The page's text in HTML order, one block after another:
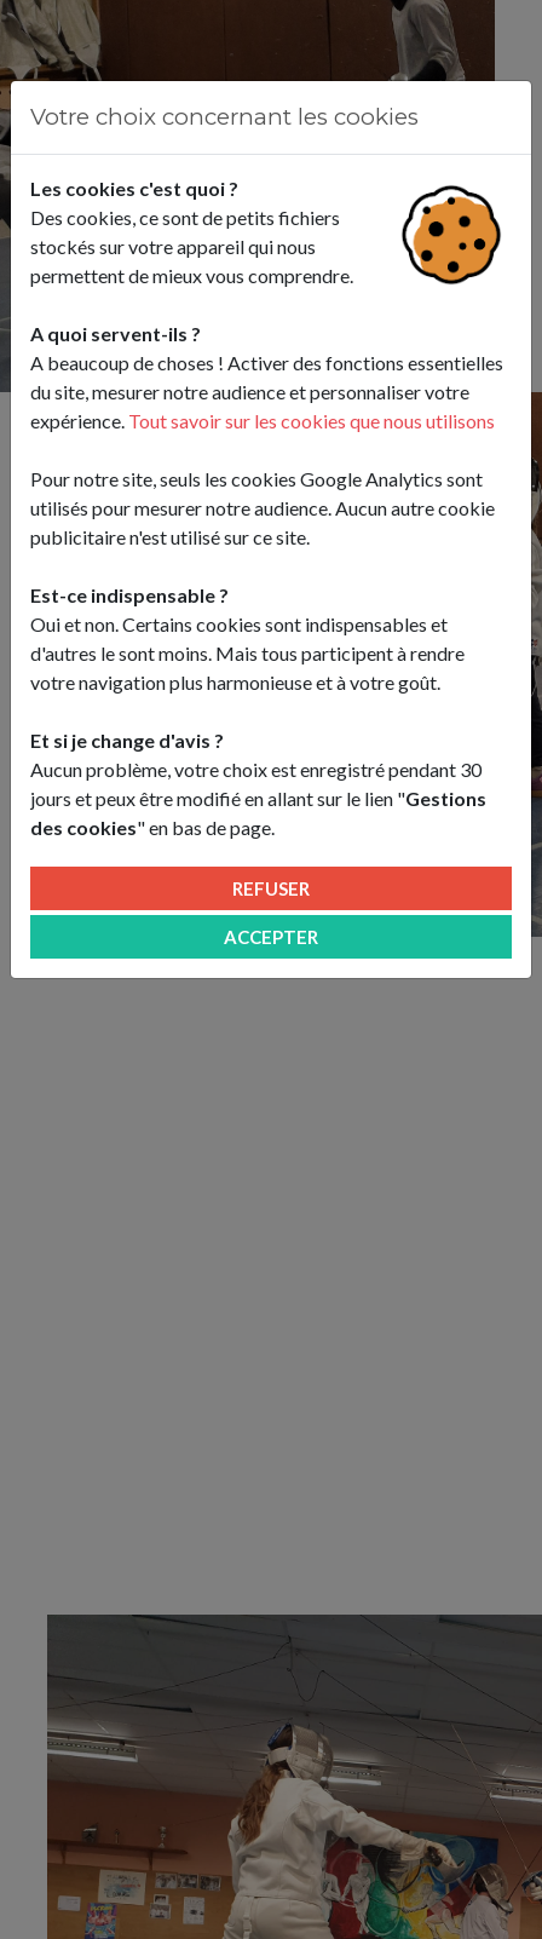
Votre choix concernant les cookies
Les cookies c'est quoi ?
Des cookies, ce sont de petits fichiers
stockés sur votre appareil qui nous
permettent de mieux vous comprendre.
A quoi servent-ils ?
A beaucoup de choses ! Activer des fonctions essentielles
du site, mesurer notre audience et personnaliser votre
expérience. Tout savoir sur les cookies que nous utilisons
Pour notre site, seuls les cookies Google Analytics sont
utilisés pour mesurer notre audience. Aucun autre cookie
publicitaire n'est utilisé sur ce site.
Est-ce indispensable ?
Oui et non. Certains cookies sont indispensables et
d'autres le sont moins. Mais tous participent à rendre
votre navigation plus harmonieuse et à votre goût.
Et si je change d'avis ?
Aucun problème, votre choix est enregistré pendant 30
jours et peux être modifié en allant sur le lien "Gestions
des cookies" en bas de page.
REFUSER
ACCEPTER